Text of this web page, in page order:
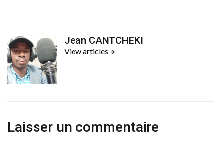
Jean CANTCHEKI
View articles
Laisser un commentaire